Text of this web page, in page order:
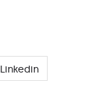
Linkedin